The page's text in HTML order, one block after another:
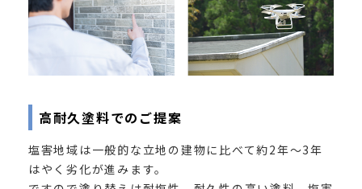
高耐久塗料でのご提案
塩害地域は一般的な立地の建物に比べて約2年〜3年
はやく劣化が進みます。